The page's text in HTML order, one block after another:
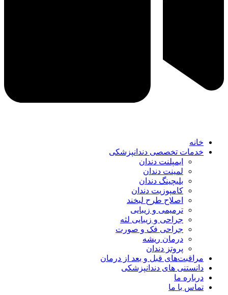
خانه
خدمات تخصصی دندانپزشکی
ایمپلنت دندان
لمینت دندان
بلیچینگ دندان
کامپوزیت دندان
اصلاح طرح لبخند
ترمیمی و زیبایی
جراحی و زیبایی لثه
جراحی فک و صورت
درمان ریشه
پروتز دندان
مراقبت‌های قبل و بعد از درمان
دانستنی های دندانپزشکی
درباره ما
تماس با ما